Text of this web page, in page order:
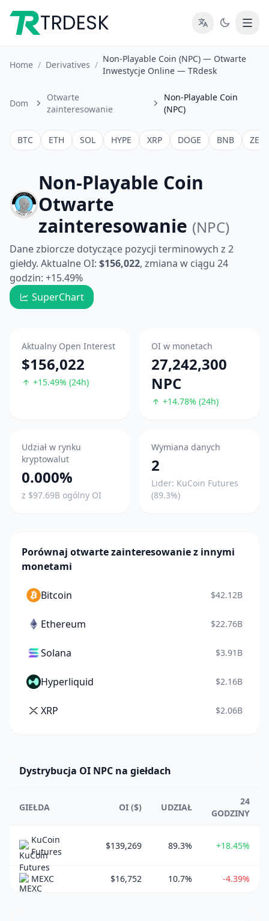
TRDESK
Home / Derivatives /
Non-Playable Coin (NPC) — Otwarte
Inwestycje Online — TRdesk
Dom
Otwarte
zainteresowanie
Non-Playable Coin
(NPC)
BTC ETH SOL HYPE XRP DOGE BNB ZEC
Non-Playable Coin
Otwarte
zainteresowanie (NPC)
Dane zbiorcze dotyczące pozycji terminowych z 2
giełdy. Aktualne OI: $156,022, zmiana w ciągu 24
godzin: +15.49%
SuperChart
Aktualny Open Interest
$156,022
+15.49% (24h)
OI w monetach
27,242,300
NPC
+14.78% (24h)
Udział w rynku
kryptowalut
0.000%
z $97.69B ogólny OI
Wymiana danych
2
Lider: KuCoin Futures
(89.3%)
Porównaj otwarte zainteresowanie z innymi
monetami
Bitcoin $42.12B
Ethereum $22.76B
Solana $3.91B
Hyperliquid $2.16B
XRP $2.06B
Dystrybucja OI NPC na giełdach
GIEŁDA OI ($) UDZIAŁ
24
GODZINY
KuCoin
Futures
$139,269 89.3% +18.45%
MEXC $16,752 10.7% -4.39%